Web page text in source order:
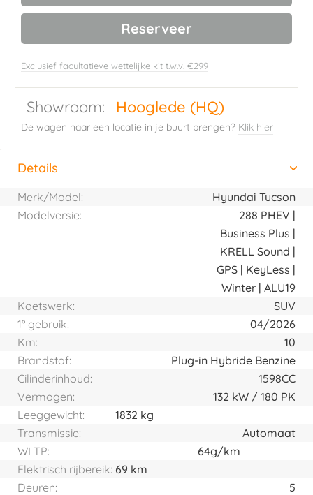
Reserveer
Exclusief facultatieve wettelijke kit t.w.v. €299
Showroom: Hooglede (HQ)
De wagen naar een locatie in je buurt brengen? Klik hier
Horizontal tab group
Details
Merk/Model:
Hyundai Tucson
Modelversie:
288 PHEV |
Business Plus |
KRELL Sound |
GPS | KeyLess |
Winter | ALU19
Koetswerk:
SUV
1° gebruik:
04/2026
Km:
10
Brandstof:
Plug-in Hybride Benzine
Cilinderinhoud:
1598CC
Vermogen:
132 kW 180 PK
Leeggewicht:
1832 kg
Transmissie:
Automaat
WLTP:
64g/km
Elektrisch rijbereik: 69 km
Deuren:
5